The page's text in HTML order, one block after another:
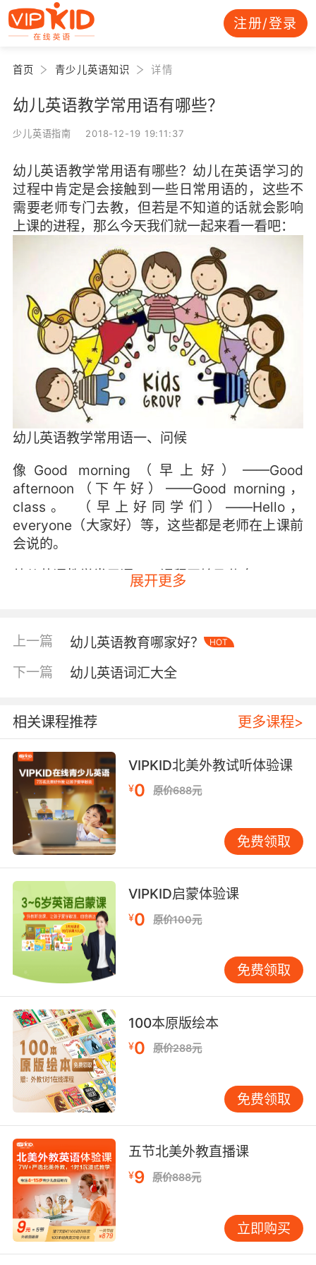
注册/登录
首页 青少儿英语知识 详情
幼儿英语教学常用语有哪些？
少儿英语指南 2018-12-19 19:11:37
幼儿英语教学常用语有哪些？幼儿在英语学习的
过程中肯定是会接触到一些日常用语的，这些不
需要老师专门去教，但若是不知道的话就会影响
上课的进程，那么今天我们就一起来看一看吧：
幼儿英语教学常用语一、问候
像Good morning（早上好）——Good
afternoon（下午好）——Good morning，
class。 （早上好同学们）——Hello，
everyone（大家好）等，这些都是老师在上课前
会说的。
幼儿英语教学常用语二、课程开始及休息
———Let‘s start（我们开始吧）———Shall
we begin？（我们能开始吗），回答的话可以是
Yes，let‘s begin（好的我们开始吧）。还有如
a break/Let‘s have a rest（我们可以休息一下）
——Break time（休息时间到了）——Time is
up（时间到了）等等。
幼儿英语教学常用语三、结束课程
That‘s all for today/Let‘s call it a day（今天就
到这了）——Class is over（下课吧）——
Goodbye everyone（再见了大家）——We
stop here（到此结束吧）——See you next
time/See you later（回见）——Goodbye/
Bye-bye（再见吧）——Give me a hug（拥抱
一下吧）——Let‘s sing the “goodbye” song
together（我们唱首再见歌吧）。
幼儿英语教学常用语四、点名
Is everyone here？（所有人都在吗）——When
teacher calls your name， please stand up
and say “Here。”（老师点到你名字的时候，请
起立回答“到”）——Do you remember my
name？（你们还记得我的名字吗）——Who is
not here？（有谁还没有到吗）——Why do you
matter/What‘s wrong（怎么了）——Come
in，please（请进）。
幼儿英语教学常用语五、游戏及活动用语
Let‘s play a game（我们玩一个游戏）——Let‘s
begin/start（我们开始吧）——Are you
ready？（准备好了吗）——Who is the first
展开更多
上一篇 幼儿英语教育哪家好？ HOT
下一篇 幼儿英语词汇大全
相关课程推荐 更多课程>
VIPKID北美外教试听体验课
¥0 原价688元
免费领取
VIPKID启蒙体验课
¥0 原价100元
免费领取
100本原版绘本
¥0 原价288元
免费领取
五节北美外教直播课
¥9 原价888元
立即购买